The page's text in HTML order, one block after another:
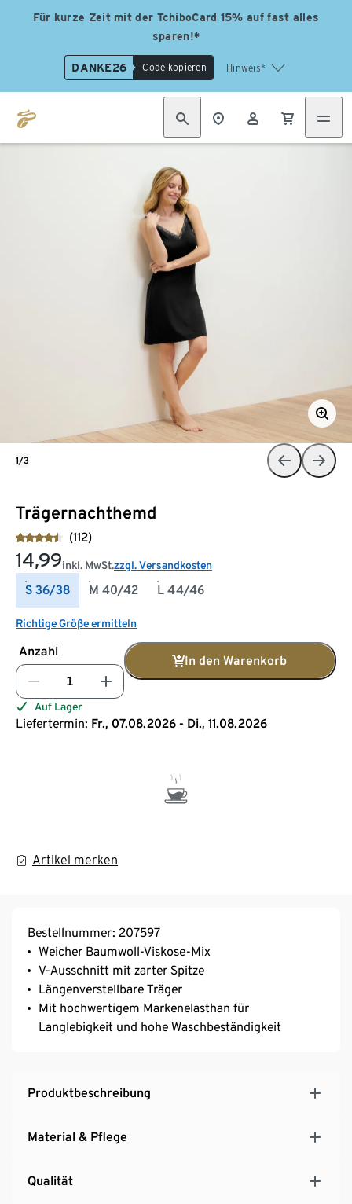
Für kurze Zeit mit der TchiboCard 15% auf fast alles
sparen!*
DANKE26 Code kopieren Hinweis*
Trägernachthemd
(112)
14,99inkl. MwSt.zzgl. Versandkosten
S 36/38 M 40/42 L 44/46
Richtige Größe ermitteln
Anzahl
In den Warenkorb
Auf Lager
Liefertermin: Fr., 07.08.2026 - Di., 11.08.2026
Artikel merken
1/3
Bestellnummer: 207597
Weicher Baumwoll-Viskose-Mix
V-Ausschnitt mit zarter Spitze
Längenverstellbare Träger
Mit hochwertigem Markenelasthan für
Langlebigkeit und hohe Waschbeständigkeit
Produktbeschreibung
Material & Pflege
Qualität